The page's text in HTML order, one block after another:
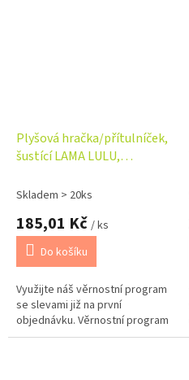
Plyšová hračka/přítulníček,
šustící LAMA LULU,
Skladem > 20ks
185,01 Kč / ks
Do košíku
Využijte náš věrnostní program
se slevami již na první
objednávku. Věrnostní program